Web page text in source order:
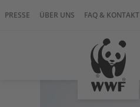
PRESSE ÜBER UNS FAQ & KONTAKT